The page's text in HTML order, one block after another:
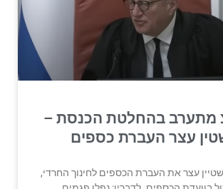
מתערב בהחלטת הכנסת –
עצר העברת כספים
עצר את העברת הכספים לחינוך החרדי,